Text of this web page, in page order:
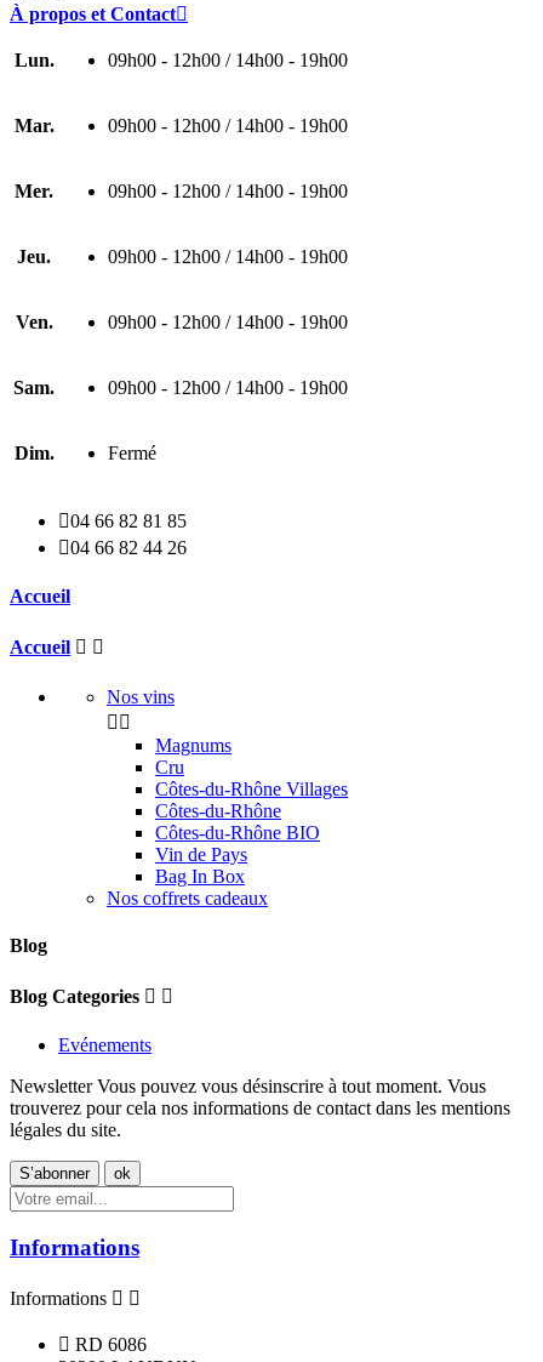
À propos et Contact
Lun. 09h00 - 12h00 / 14h00 - 19h00
Mar. 09h00 - 12h00 / 14h00 - 19h00
Mer. 09h00 - 12h00 / 14h00 - 19h00
Jeu. 09h00 - 12h00 / 14h00 - 19h00
Ven. 09h00 - 12h00 / 14h00 - 19h00
Sam. 09h00 - 12h00 / 14h00 - 19h00
Dim. Fermé
04 66 82 81 85
04 66 82 44 26
Accueil
Accueil  
Nos vins
 
Magnums
Cru
Côtes-du-Rhône Villages
Côtes-du-Rhône
Côtes-du-Rhône BIO
Vin de Pays
Bag In Box
Nos coffrets cadeaux
Blog
Blog Categories  
Evénements
NewsletterVous pouvez vous désinscrire à tout moment. Vous
trouverez pour cela nos informations de contact dans les mentions
légales du site.
Informations
Informations  
 RD 6086